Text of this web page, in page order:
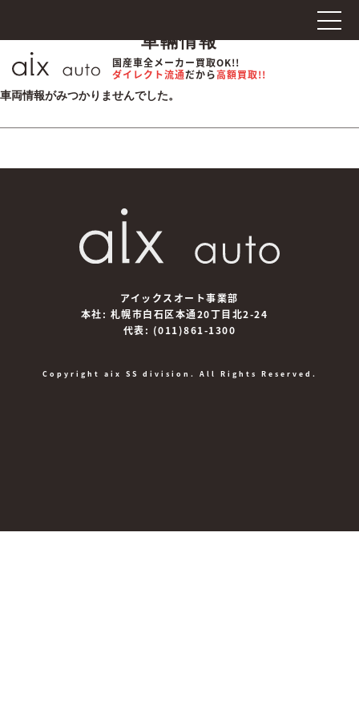
国産車全メーカー買取OK!!
ダイレクト流通だから高額買取!!
車輛情報
車両情報がみつかりませんでした。
アイックスオート事業部
本社: 札幌市白石区本通20丁目北2-24
代表: (011)861-1300
Copyright aix SS division. All Rights Reserved.